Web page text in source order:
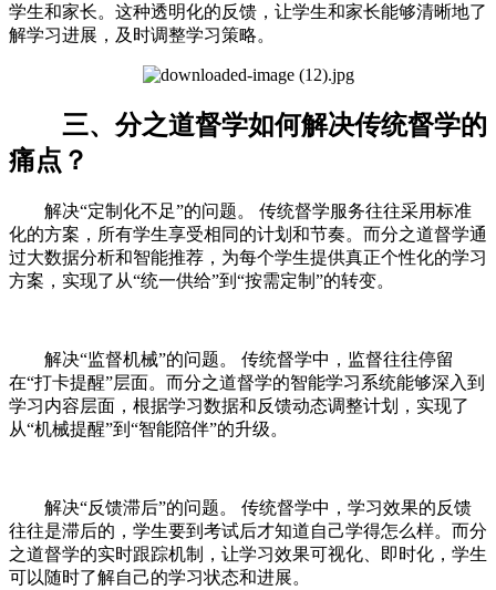
学生和家长。这种透明化的反馈，让学生和家长能够清晰地了
解学习进展，及时调整学习策略。
三、分之道督学如何解决传统督学的
痛点？
解决“定制化不足”的问题。 传统督学服务往往采用标准
化的方案，所有学生享受相同的计划和节奏。而分之道督学通
过大数据分析和智能推荐，为每个学生提供真正个性化的学习
方案，实现了从“统一供给”到“按需定制”的转变。
解决“监督机械”的问题。 传统督学中，监督往往停留
在“打卡提醒”层面。而分之道督学的智能学习系统能够深入到
学习内容层面，根据学习数据和反馈动态调整计划，实现了
从“机械提醒”到“智能陪伴”的升级。
解决“反馈滞后”的问题。 传统督学中，学习效果的反馈
往往是滞后的，学生要到考试后才知道自己学得怎么样。而分
之道督学的实时跟踪机制，让学习效果可视化、即时化，学生
可以随时了解自己的学习状态和进展。